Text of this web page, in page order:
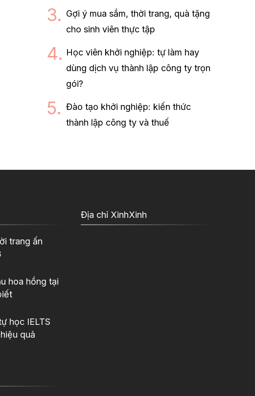
Gợi ý mua sắm, thời trang, quà tặng
cho sinh viên thực tập
Học viên khởi nghiệp: tự làm hay
dùng dịch vụ thành lập công ty trọn
gói?
Đào tạo khởi nghiệp: kiến thức
thành lập công ty và thuế
trang ấn
hoa hồng tại
học IELTS
quả
Địa chỉ XinhXinh